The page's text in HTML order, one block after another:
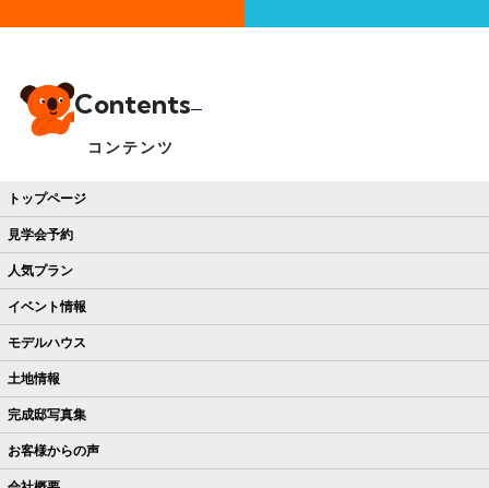
Contents
コンテンツ
トップページ
見学会予約
人気プラン
イベント情報
モデルハウス
土地情報
完成邸写真集
お客様からの声